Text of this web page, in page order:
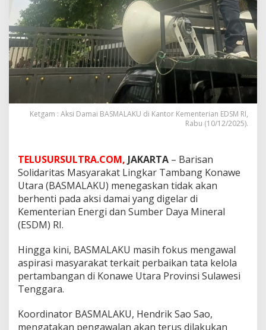
Ketgam : Aksi Damai BASMALAKU di Kantor Kementerian EDSM RI,
Rabu (10/12/2025).
TELUSURSULTRA.COM, JAKARTA – Barisan
Solidaritas Masyarakat Lingkar Tambang Konawe
Utara (BASMALAKU) menegaskan tidak akan
berhenti pada aksi damai yang digelar di
Kementerian Energi dan Sumber Daya Mineral
(ESDM) RI.
Hingga kini, BASMALAKU masih fokus mengawal
aspirasi masyarakat terkait perbaikan tata kelola
pertambangan di Konawe Utara Provinsi Sulawesi
Tenggara.
Koordinator BASMALAKU, Hendrik Sao Sao,
mengatakan pengawalan akan terus dilakukan